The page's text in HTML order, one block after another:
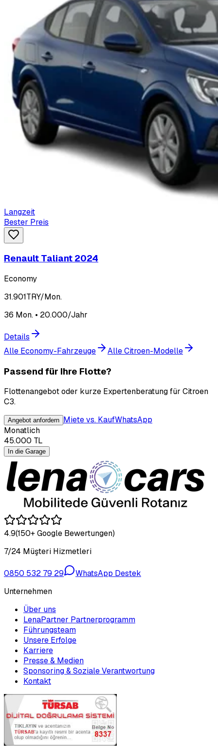
Langzeit
Bester Preis
Renault Taliant 2024
Economy
31.901TRY/Mon.
36 Mon. • 20.000/Jahr
Details
Alle Economy-Fahrzeuge
Alle Citroen-Modelle
Passend für Ihre Flotte?
Flottenangebot oder kurze Expertenberatung für Citroen
C3.
Angebot anfordern Miete vs. KaufWhatsApp
Monatlich
45.000 TL
In die Garage
4.9(150+ Google Bewertungen)
7/24 Müşteri Hizmetleri
0850 532 79 29
WhatsApp Destek
Unternehmen
Über uns
LenaPartner Partnerprogramm
Führungsteam
Unsere Erfolge
Karriere
Presse & Medien
Sponsoring & Soziale Verantwortung
Kontakt